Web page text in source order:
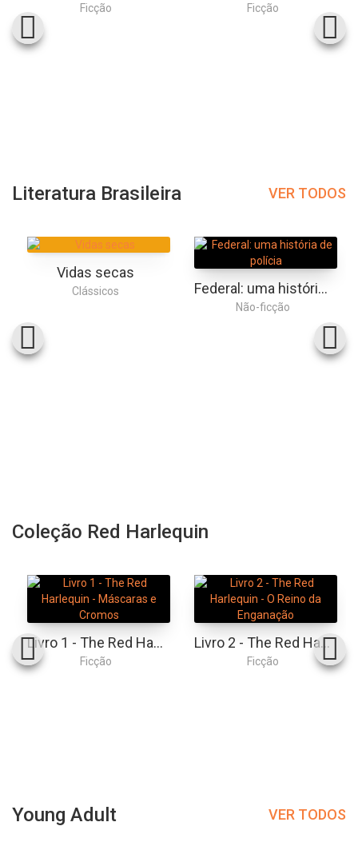
Ficção Ficção
Literatura Brasileira VER TODOS
Vidas secas
Clássicos Federal: uma história de polícia
Não-ficção
Coleção Red Harlequin
Livro 1 - The Red Harlequin - Máscaras e Cromos
Ficção
Livro 2 - The Red Harlequin - O Reino da Enganação
Ficção
Young Adult VER TODOS